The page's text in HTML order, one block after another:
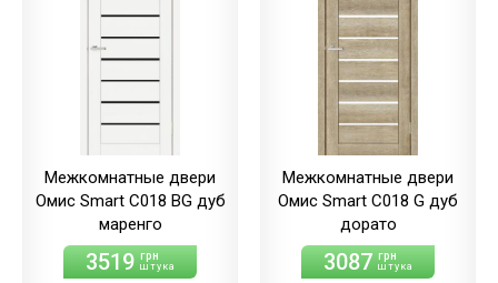
Межкомнатные двери
Омис Smart С018 BG дуб
маренго
3519 грн
штука
Межкомнатные двери
Омис Smart С018 G дуб
дорато
3087 грн
штука